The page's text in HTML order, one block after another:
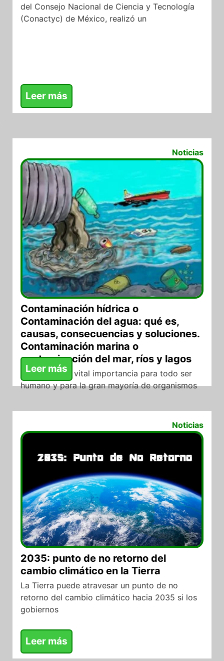
del Consejo Nacional de Ciencia y Tecnología
(Conactyc) de México, realizó un
Leer más
Noticias
Contaminación hídrica o
Contaminación del agua: qué es,
causas, consecuencias y soluciones.
Contaminación marina o
contaminación del mar, ríos y lagos
El agua es de vital importancia para todo ser
humano y para la gran mayoría de organismos
Leer más
Noticias
2035: punto de no retorno del
cambio climático en la Tierra
La Tierra puede atravesar un punto de no
retorno del cambio climático hacia 2035 si los
gobiernos
Leer más